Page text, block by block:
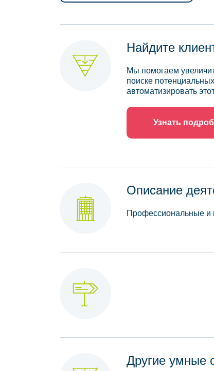
Найдите
Мы помогаем
поиске
автоматизировать
Узнать
Описание
Профессиональные и
Другие умные